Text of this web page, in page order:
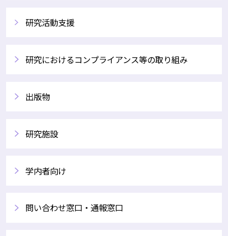
研究活動支援
研究におけるコンプライアンス等の取り組み
出版物
研究施設
学内者向け
問い合わせ窓口・通報窓口